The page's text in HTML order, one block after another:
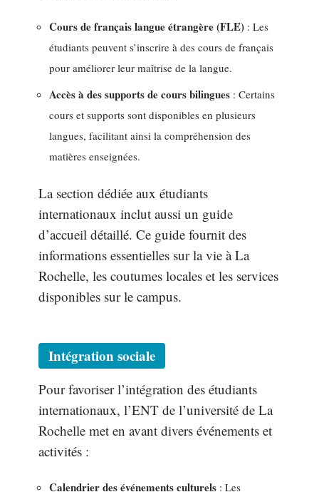
Cours de français langue étrangère (FLE) : Les
étudiants peuvent s’inscrire à des cours de français
pour améliorer leur maîtrise de la langue.
Accès à des supports de cours bilingues : Certains
cours et supports sont disponibles en plusieurs
langues, facilitant ainsi la compréhension des
matières enseignées.
La section dédiée aux étudiants
internationaux inclut aussi un guide
d’accueil détaillé. Ce guide fournit des
informations essentielles sur la vie à La
Rochelle, les coutumes locales et les services
disponibles sur le campus.
Intégration sociale
Pour favoriser l’intégration des étudiants
internationaux, l’ENT de l’université de La
Rochelle met en avant divers événements et
activités :
Calendrier des événements culturels : Les